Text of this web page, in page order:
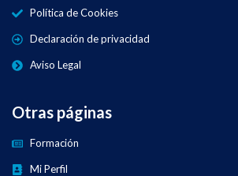
Política de Cookies
Declaración de privacidad
Aviso Legal
Otras páginas
Formación
Mi Perfil